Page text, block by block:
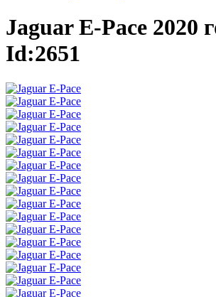
Jaguar E-Pace 2020
Id:2651